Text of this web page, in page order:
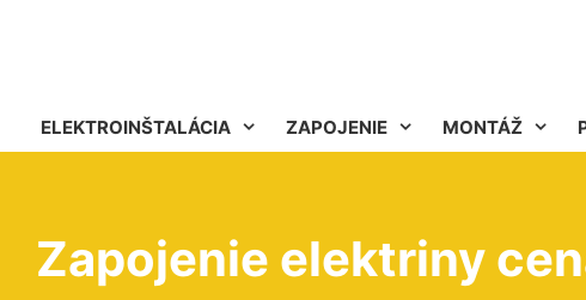
ELEKTROINŠTALÁCIA ZAPOJENIE MONTÁŽ
Zapojenie elektriny